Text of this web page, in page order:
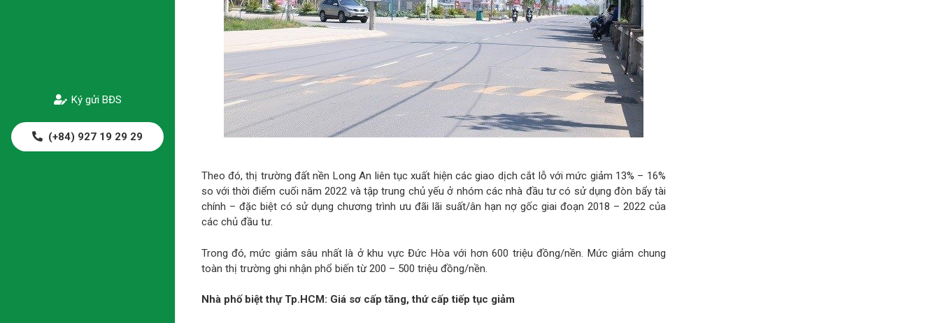
Ký gửi BĐS
(+84) 927 19 29 29
Theo đó, thị trường đất nền Long An liên tục xuất hiện các giao dịch cắt lỗ với mức giảm 13% – 16%
so với thời điểm cuối năm 2022 và tập trung chủ yếu ở nhóm các nhà đầu tư có sử dụng đòn bẩy tài
chính – đặc biệt có sử dụng chương trình ưu đãi lãi suất/ân hạn nợ gốc giai đoạn 2018 – 2022 của
các chủ đầu tư.
Trong đó, mức giảm sâu nhất là ở khu vực Đức Hòa với hơn 600 triệu đồng/nền. Mức giảm chung
toàn thị trường ghi nhận phổ biến từ 200 – 500 triệu đồng/nền.
Nhà phố biệt thự Tp.HCM: Giá sơ cấp tăng, thứ cấp tiếp tục giảm